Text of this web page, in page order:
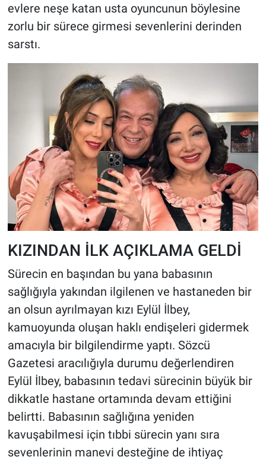
evlere neşe katan usta oyuncunun böylesine
zorlu bir sürece girmesi sevenlerini derinden
sarstı.
KIZINDAN İLK AÇIKLAMA GELDİ
Sürecin en başından bu yana babasının
sağlığıyla yakından ilgilenen ve hastaneden bir
an olsun ayrılmayan kızı Eylül İlbey,
kamuoyunda oluşan haklı endişeleri gidermek
amacıyla bir bilgilendirme yaptı. Sözcü
Gazetesi aracılığıyla durumu değerlendiren
Eylül İlbey, babasının tedavi sürecinin büyük bir
dikkatle hastane ortamında devam ettiğini
belirtti. Babasının sağlığına yeniden
kavuşabilmesi için tıbbi sürecin yanı sıra
sevenlerinin manevi desteğine de ihtiyaç